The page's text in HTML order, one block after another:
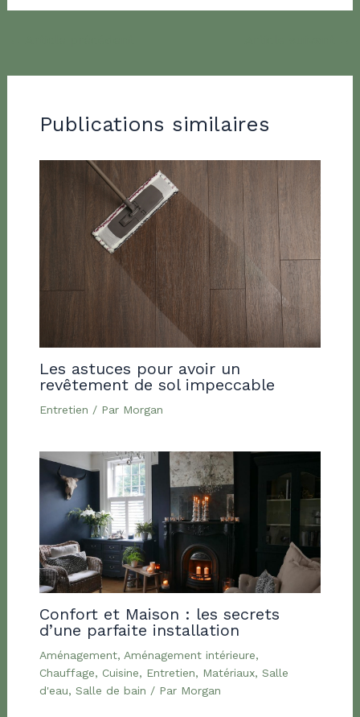
Publications similaires
Les astuces pour avoir un
revêtement de sol impeccable
Entretien / Par Morgan
Confort et Maison : les secrets
d’une parfaite installation
Aménagement, Aménagement intérieure,
Chauffage, Cuisine, Entretien, Matériaux, Salle
d'eau, Salle de bain / Par Morgan